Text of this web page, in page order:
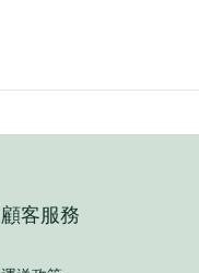
顧客服務